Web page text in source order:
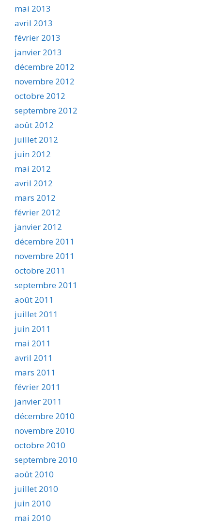
mai 2013
avril 2013
février 2013
janvier 2013
décembre 2012
novembre 2012
octobre 2012
septembre 2012
août 2012
juillet 2012
juin 2012
mai 2012
avril 2012
mars 2012
février 2012
janvier 2012
décembre 2011
novembre 2011
octobre 2011
septembre 2011
août 2011
juillet 2011
juin 2011
mai 2011
avril 2011
mars 2011
février 2011
janvier 2011
décembre 2010
novembre 2010
octobre 2010
septembre 2010
août 2010
juillet 2010
juin 2010
mai 2010